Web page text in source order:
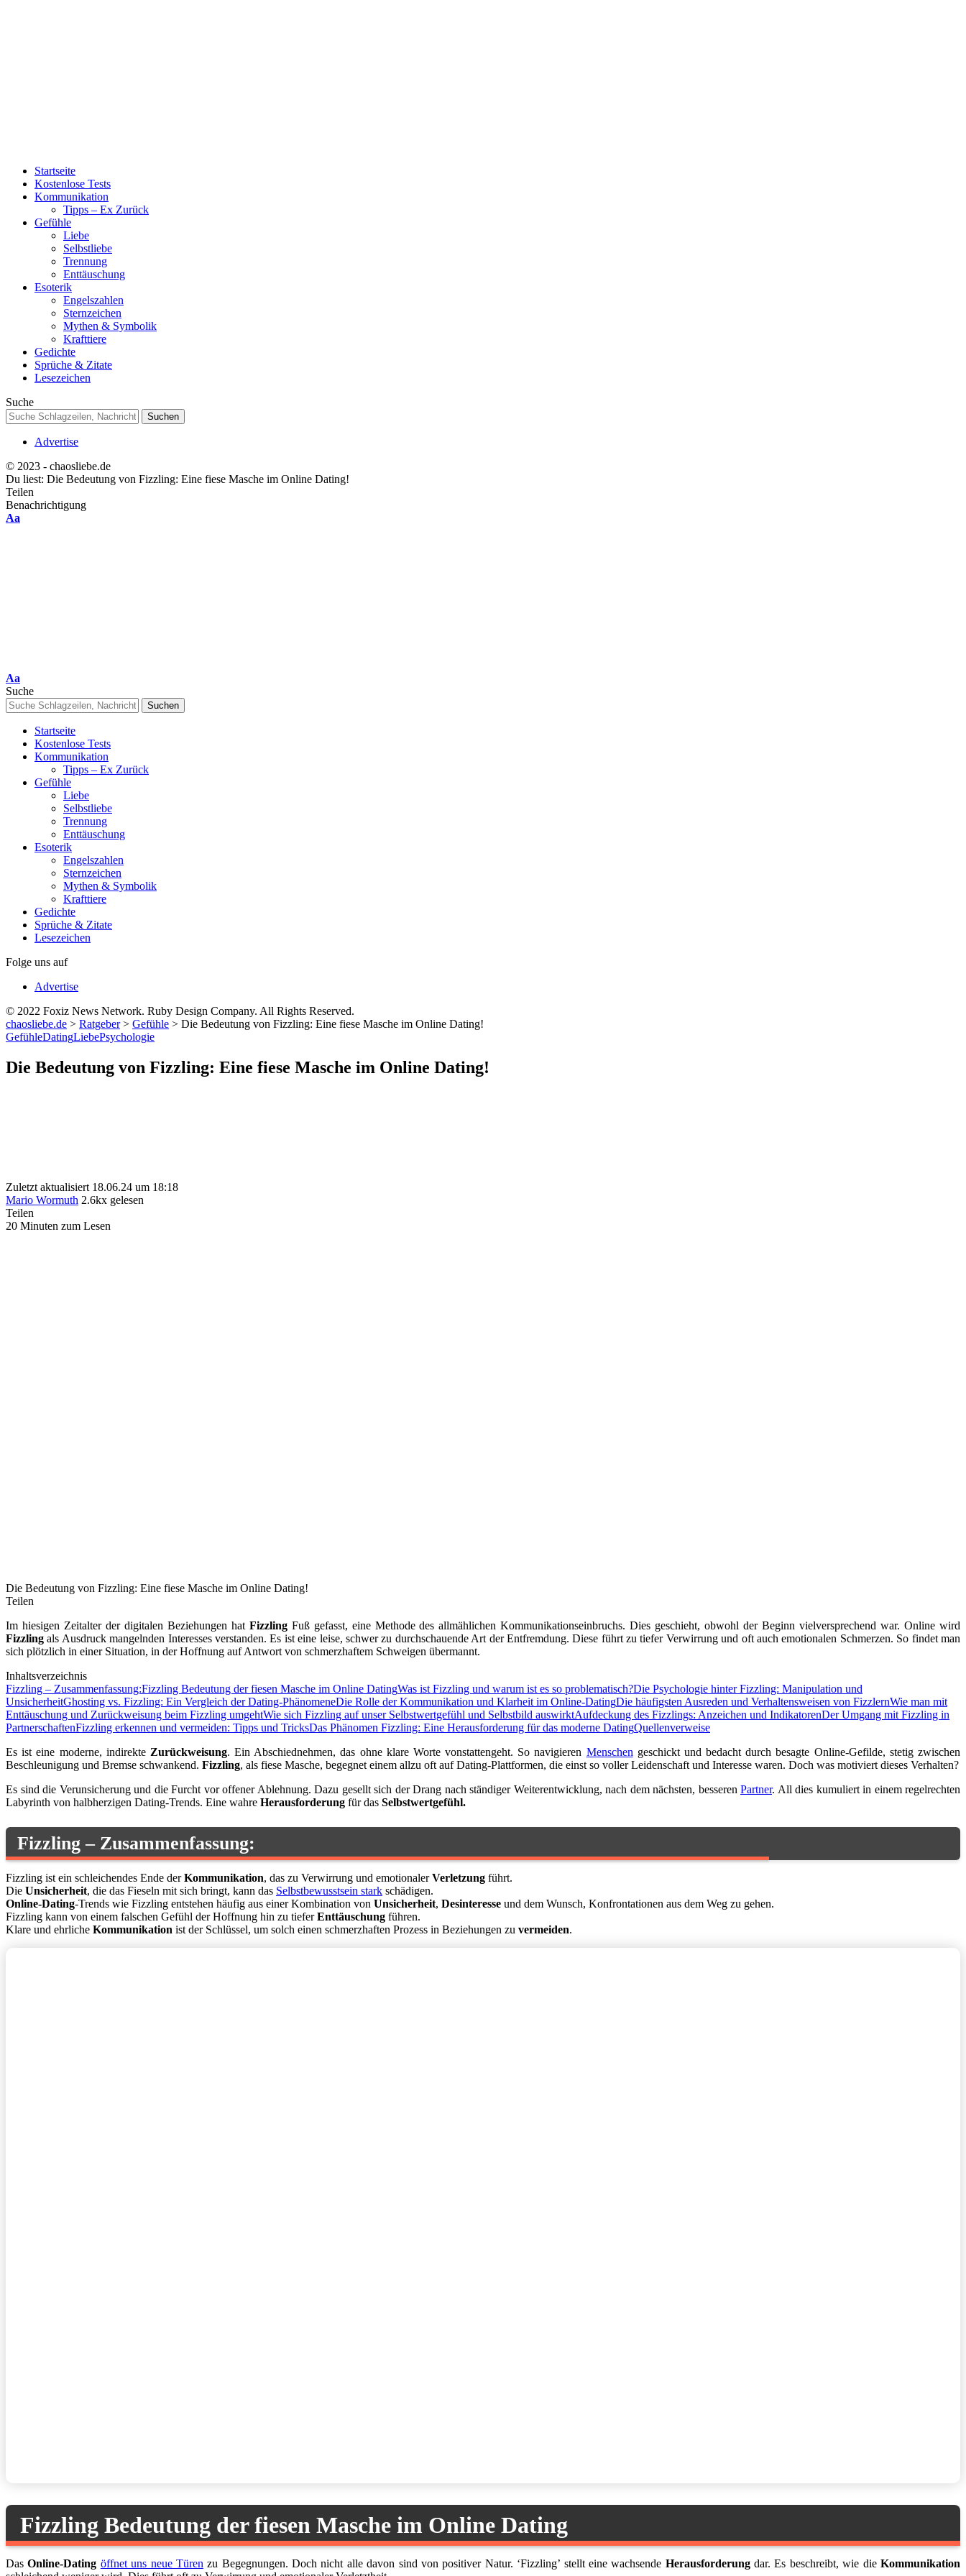
Startseite
Kostenlose Tests
Kommunikation
Tipps – Ex Zurück
Gefühle
Liebe
Selbstliebe
Trennung
Enttäuschung
Esoterik
Engelszahlen
Sternzeichen
Mythen & Symbolik
Krafttiere
Gedichte
Sprüche & Zitate
Lesezeichen
Suche
Advertise
© 2023 - chaosliebe.de
Du liest: Die Bedeutung von Fizzling: Eine fiese Masche im Online Dating!
Teilen
Benachrichtigung
Font
Aa
Font
Resizer
Aa
Suche
Startseite
Kostenlose Tests
Kommunikation
Tipps – Ex Zurück
Gefühle
Liebe
Selbstliebe
Trennung
Enttäuschung
Esoterik
Engelszahlen
Sternzeichen
Mythen & Symbolik
Krafttiere
Gedichte
Sprüche & Zitate
Lesezeichen
Folge uns auf
Advertise
© 2022 Foxiz News Network. Ruby Design Company. All Rights Reserved.
chaosliebe.de > Ratgeber> Gefühle > Die Bedeutung von Fizzling: Eine fiese Masche im Online Dating!
GefühleDatingLiebePsychologie
Die Bedeutung von Fizzling: Eine fiese Masche im Online Dating!
Zuletzt aktualisiert 18.06.24 um 18:18
Mario Wormuth 2.6kx gelesen
Teilen
20 Minuten zum Lesen
Die Bedeutung von Fizzling: Eine fiese Masche im Online Dating!
Teilen
Im hiesigen Zeitalter der digitalen Beziehungen hat FizzlingFuß gefasst, eine Methode des allmählichen Kommunikationseinbruchs. Dies geschieht, obwohl der Beginn vielversprechend war. Online wird
Fizzling als Ausdruck mangelnden Interesses verstanden. Es ist eine leise, schwer zu durchschauende Art der Entfremdung. Diese führt zu tiefer Verwirrung und oft auch emotionalen Schmerzen. So findet man
sich plötzlich in einer Situation, in der Hoffnung auf Antwort von schmerzhaftem Schweigen übermannt.
Inhaltsverzeichnis
Fizzling – Zusammenfassung:Fizzling Bedeutung der fiesen Masche im Online DatingWas ist Fizzling und warum ist es so problematisch?Die Psychologie hinter Fizzling: Manipulation und
UnsicherheitGhosting vs. Fizzling: Ein Vergleich der Dating-PhänomeneDie Rolle der Kommunikation und Klarheit im Online-DatingDie häufigsten Ausreden und Verhaltensweisen von FizzlernWie man mit
Enttäuschung und Zurückweisung beim Fizzling umgehtWie sich Fizzling auf unser Selbstwertgefühl und Selbstbild auswirktAufdeckung des Fizzlings: Anzeichen und IndikatorenDer Umgang mit Fizzling in
PartnerschaftenFizzling erkennen und vermeiden: Tipps und TricksDas Phänomen Fizzling: Eine Herausforderung für das moderne DatingQuellenverweise
Es ist eine moderne, indirekte Zurückweisung. Ein Abschiednehmen, das ohne klare Worte vonstattengeht. So navigieren Menschen geschickt und bedacht durch besagte Online-Gefilde, stetig zwischen
Beschleunigung und Bremse schwankend. Fizzling, als fiese Masche, begegnet einem allzu oft auf Dating-Plattformen, die einst so voller Leidenschaft und Interesse waren. Doch was motiviert dieses Verhalten?
Es sind die Verunsicherung und die Furcht vor offener Ablehnung. Dazu gesellt sich der Drang nach ständiger Weiterentwicklung, nach dem nächsten, besseren Partner. All dies kumuliert in einem regelrechten
Labyrinth von halbherzigen Dating-Trends. Eine wahre Herausforderung für das Selbstwertgefühl.
Fizzling – Zusammenfassung:
Fizzling ist ein schleichendes Ende derKommunikation, das zu Verwirrung und emotionalerVerletzung führt.
Die Unsicherheit, die das Fieseln mit sich bringt, kann das Selbstbewusstsein stark schädigen.
Online-Dating-Trends wie Fizzling entstehen häufig aus einer Kombination von Unsicherheit, Desinteresse und dem Wunsch, Konfrontationen aus dem Weg zu gehen.
Fizzling kann von einem falschen Gefühl der Hoffnung hin zu tieferEnttäuschung führen.
Klare und ehrliche Kommunikation ist der Schlüssel, um solch einen schmerzhaften Prozess in Beziehungen zu vermeiden.
Fizzling Bedeutung der fiesen Masche im Online Dating
DasOnline-Dating öffnet uns neue Türen zu Begegnungen. Doch nicht alle davon sind von positiver Natur. ‘Fizzling’ stellt eine wachsende Herausforderungdar. Es beschreibt, wie dieKommunikation